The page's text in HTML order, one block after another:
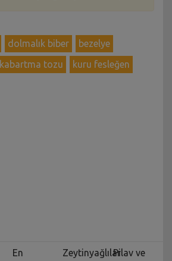
dolmalık biber
bezelye
kabartma tozu kuru fesleğen
En
ZeytinyağlılarPilav ve